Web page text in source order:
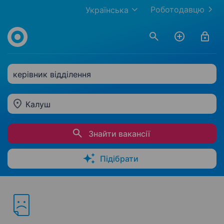
Роботодавцю
Українська
керівник відділення
Калуш
Знайти вакансії
Підібрати